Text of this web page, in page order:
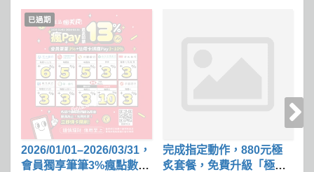
已過期
2026/01/01–2026/03/31，
會員獨享筆筆3%瘋點數回
完成指定動作，880元極
炙套餐，免費升級「極上